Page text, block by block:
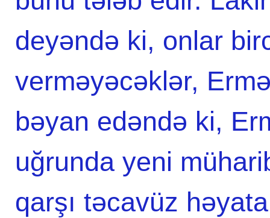
deyəndə ki, onlar
verməyəcəklər,
bəyan edəndə ki,
uğrunda yeni
qarşı təcavüz